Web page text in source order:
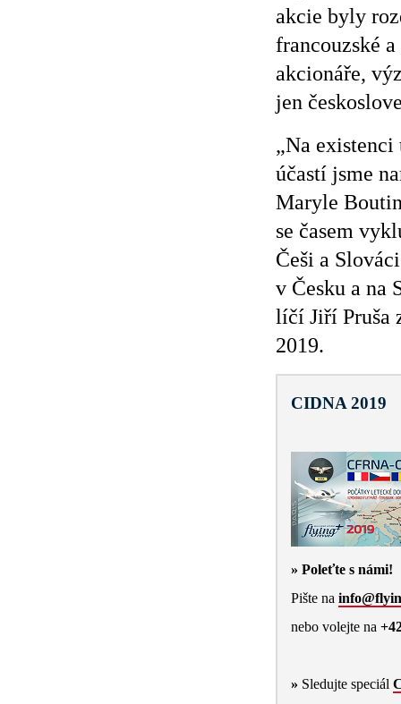
akcie byly
francouzské
akcionáře,
jen
„Na
účastí jsme
Maryle
se časem
Češi a
v Česku a na
líčí Jiří Pruša
2019.
CIDNA 2019
» Poleťte s námi!
Pište na
nebo volejte na
» Sledujte speciál